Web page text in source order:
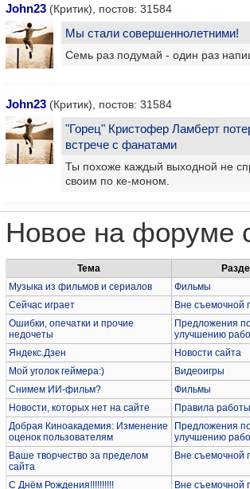
John23 (Критик), постов: 31584
Мы стали совершеннолетними!
Семь раз подумай - один раз
John23 (Критик), постов: 31584
"Горец" Кристофер Ламберт
встрече с фанатами
Ты похоже каждый выходной не
своим по ке-моном.
Новое на форуме
Тема
Музыка из фильмов и сериалов
Фильмы
Сейчас играет
Вне съемочной
Ошибки, опечатки и прочие
недочеты
Предложения
улучшению
Яндекс.Дзен Новости сайта
Мой уголок геймера:)
Видеоигры
Снимем ИИ-фильм?
Фильмы
Новости, которых нет на сайте
Правила
Добрая Киноакадемия: Изменение
оценок пользователям
Предложения
улучшению
Ваше творчество за пределом
сайта
Вне съемочной
С Днём Рождения!!!!!!!!!! Вне съемочной